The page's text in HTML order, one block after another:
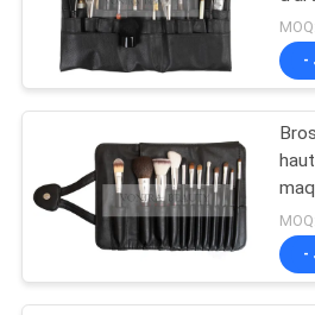
PRIVACY
POLICY
-
-